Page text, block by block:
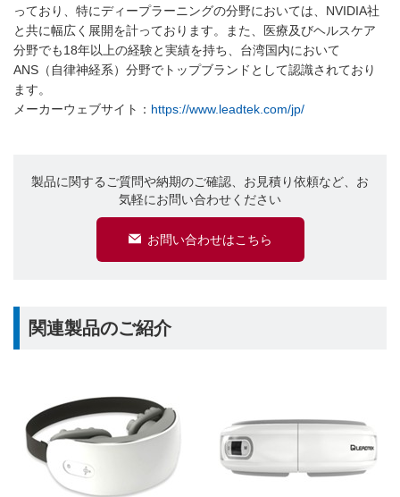
っており、特にディープラーニングの分野においては、NVIDIA社
と共に幅広く展開を計っております。また、医療及びヘルスケア
分野でも18年以上の経験と実績を持ち、台湾国内において
ANS（自律神経系）分野でトップブランドとして認識されており
ます。
メーカーウェブサイト： https://www.leadtek.com/jp/
製品に関するご質問や納期のご確認、お見積り依頼など、お
気軽にお問い合わせください
お問い合わせはこちら
関連製品のご紹介